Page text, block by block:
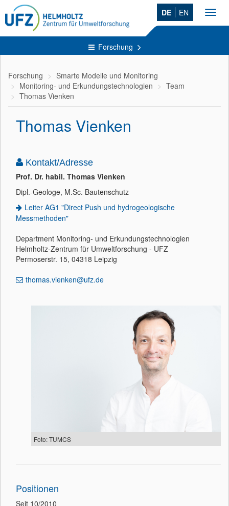
DE EN
Forschung
Forschung
Smarte Modelle und Monitoring
Monitoring- und Erkundungstechnologien
Team
Thomas Vienken
Thomas Vienken
Kontakt/Adresse
Prof. Dr. habil. Thomas Vienken
Dipl.-Geologe, M.Sc. Bautenschutz
Leiter AG1 "Direct Push und hydrogeologische
Messmethoden"
Department Monitoring- und Erkundungstechnologien
Helmholtz-Zentrum für Umweltforschung - UFZ
Permoserstr. 15, 04318 Leipzig
thomas.vienken@ufz.de
Foto: TUMCS
Positionen
Seit 10/2010